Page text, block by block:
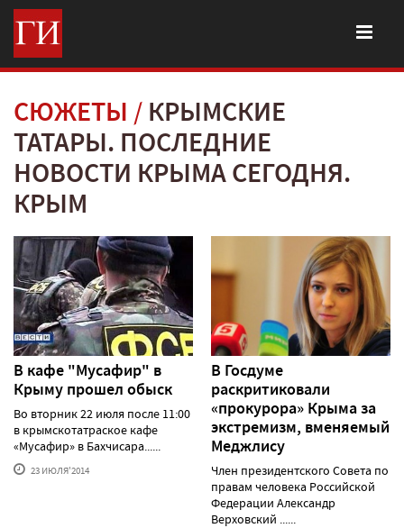
СЮЖЕТЫ
КРЫМСКИЕ
ТАТАРЫ. ПОСЛЕДНИЕ
НОВОСТИ КРЫМА СЕГОДНЯ.
КРЫМ
В кафе "Мусафир" в
Крыму прошел обыск
Во вторник 22 июля после 11:00
в крымскотатраское кафе
«Мусафир» в Бахчисара......
23 ИЮЛЯ'2014
В Госдуме
раскритиковали
«прокурора» Крыма за
экстремизм, вменяемый
Меджлису
Член президентского Совета по
правам человека Российской
Федерации Александр
Верховский ......